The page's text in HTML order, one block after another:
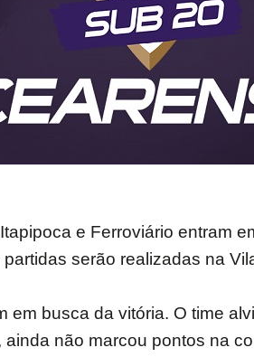
e Ferroviário entram
serão realizadas na
busca da vitória. O time
não marcou pontos na